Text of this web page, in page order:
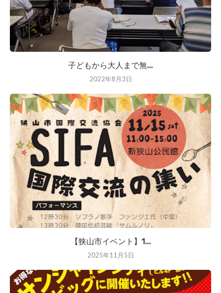
子どもから大人まで無...
2022年8月3日
【狭山市イベント】1...
2025年11月5日